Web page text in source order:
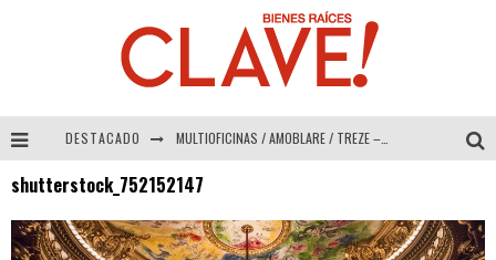
DESTACADO MULTIOFICINAS / AMOBLARE / TREZE – Especial Interiorismo & Decoración 2026
COLINEAL – Especial Interiorismo & Decoración 2026
shutterstock_752152147